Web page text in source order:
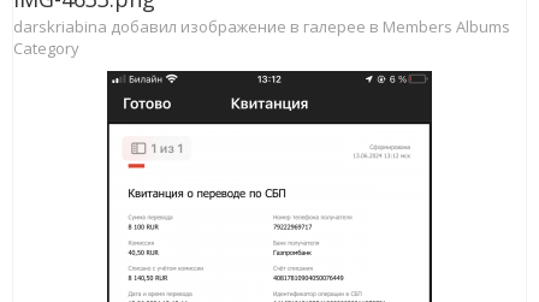
darskriabina добавил изображение в галерее в Members Albums
Category